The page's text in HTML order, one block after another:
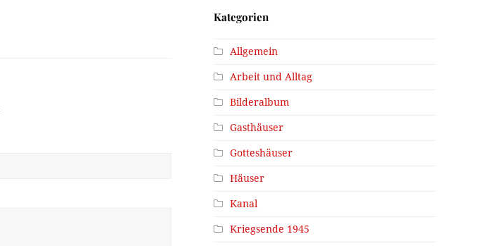
Kategorien
Allgemein
Arbeit und Alltag
Bilderalbum
Gasthäuser
Gotteshäuser
Häuser
Kanal
Kriegsende 1945